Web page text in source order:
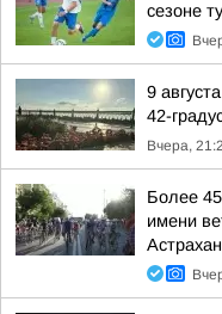
сезоне
9
42-
Вчера,
Более
имени